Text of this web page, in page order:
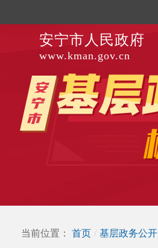
安宁市人民政府
www.kman.gov.cn
当前位置： 首页 / 基层政务公开